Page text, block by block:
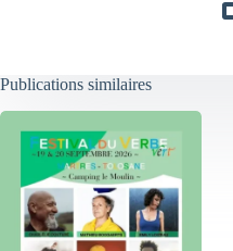
Publications similaires